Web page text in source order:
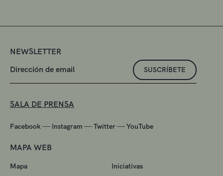
NEWSLETTER
SUSCRÍBETE
SALA DE PRENSA
Facebook — Instagram —Twitter—YouTube
MAPA WEB
Mapa
Iniciativas